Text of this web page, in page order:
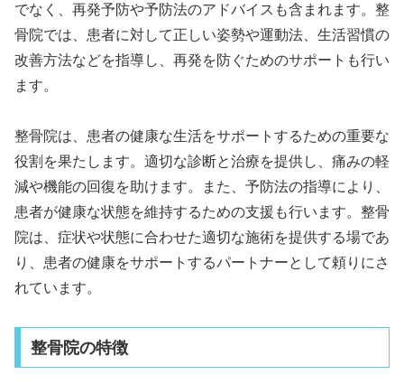
でなく、再発予防や予防法のアドバイスも含まれます。整
骨院では、患者に対して正しい姿勢や運動法、生活習慣の
改善方法などを指導し、再発を防ぐためのサポートも行い
ます。
整骨院は、患者の健康な生活をサポートするための重要な
役割を果たします。適切な診断と治療を提供し、痛みの軽
減や機能の回復を助けます。また、予防法の指導により、
患者が健康な状態を維持するための支援も行います。整骨
院は、症状や状態に合わせた適切な施術を提供する場であ
り、患者の健康をサポートするパートナーとして頼りにさ
れています。
整骨院の特徴